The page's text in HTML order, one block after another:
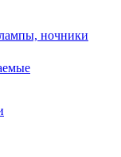
ночники